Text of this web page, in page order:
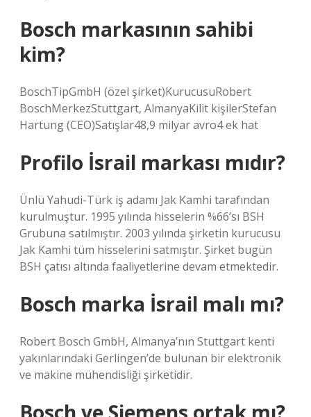
Bosch markasının sahibi
kim?
BoschTipGmbH (özel şirket)KurucusuRobert
BoschMerkezStuttgart, AlmanyaKilit kişilerStefan
Hartung (CEO)Satışlar48,9 milyar avro4 ek hat
Profilo İsrail markası mıdır?
Ünlü Yahudi-Türk iş adamı Jak Kamhi tarafından
kurulmuştur. 1995 yılında hisselerin %66’sı BSH
Grubuna satılmıştır. 2003 yılında şirketin kurucusu
Jak Kamhi tüm hisselerini satmıştır. Şirket bugün
BSH çatısı altında faaliyetlerine devam etmektedir.
Bosch marka İsrail malı mı?
Robert Bosch GmbH, Almanya’nın Stuttgart kenti
yakınlarındaki Gerlingen’de bulunan bir elektronik
ve makine mühendisliği şirketidir.